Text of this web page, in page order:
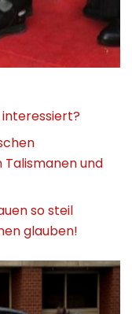
Talismanen und
so steil
glauben!